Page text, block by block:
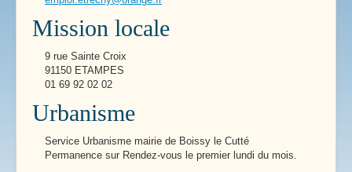
Mission locale
9 rue Sainte Croix
91150 ETAMPES
01 69 92 02 02
Urbanisme
Service Urbanisme mairie de Boissy le Cutté
Permanence sur Rendez-vous le premier lundi du mois.